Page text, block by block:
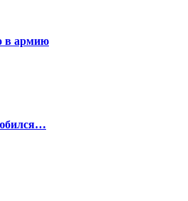
в армию